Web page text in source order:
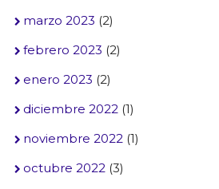
marzo 2023 (2)
febrero 2023 (2)
enero 2023 (2)
diciembre 2022(1)
noviembre 2022(1)
octubre 2022(3)